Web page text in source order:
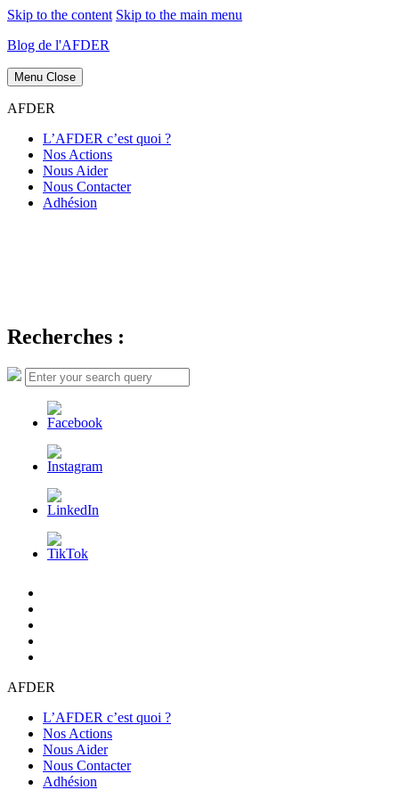
Skip to the content Skip to the main menu
Blog de l'AFDER
Menu Close
AFDER
L’AFDER c’est quoi ?
Nos Actions
Nous Aider
Nous Contacter
Adhésion
Recherches :
Search
for:
Search
AFDER
L’AFDER c’est quoi ?
Nos Actions
Nous Aider
Nous Contacter
Adhésion